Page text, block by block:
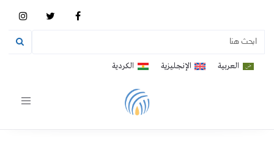
العربية الإنجليزية الكردية
Toggle